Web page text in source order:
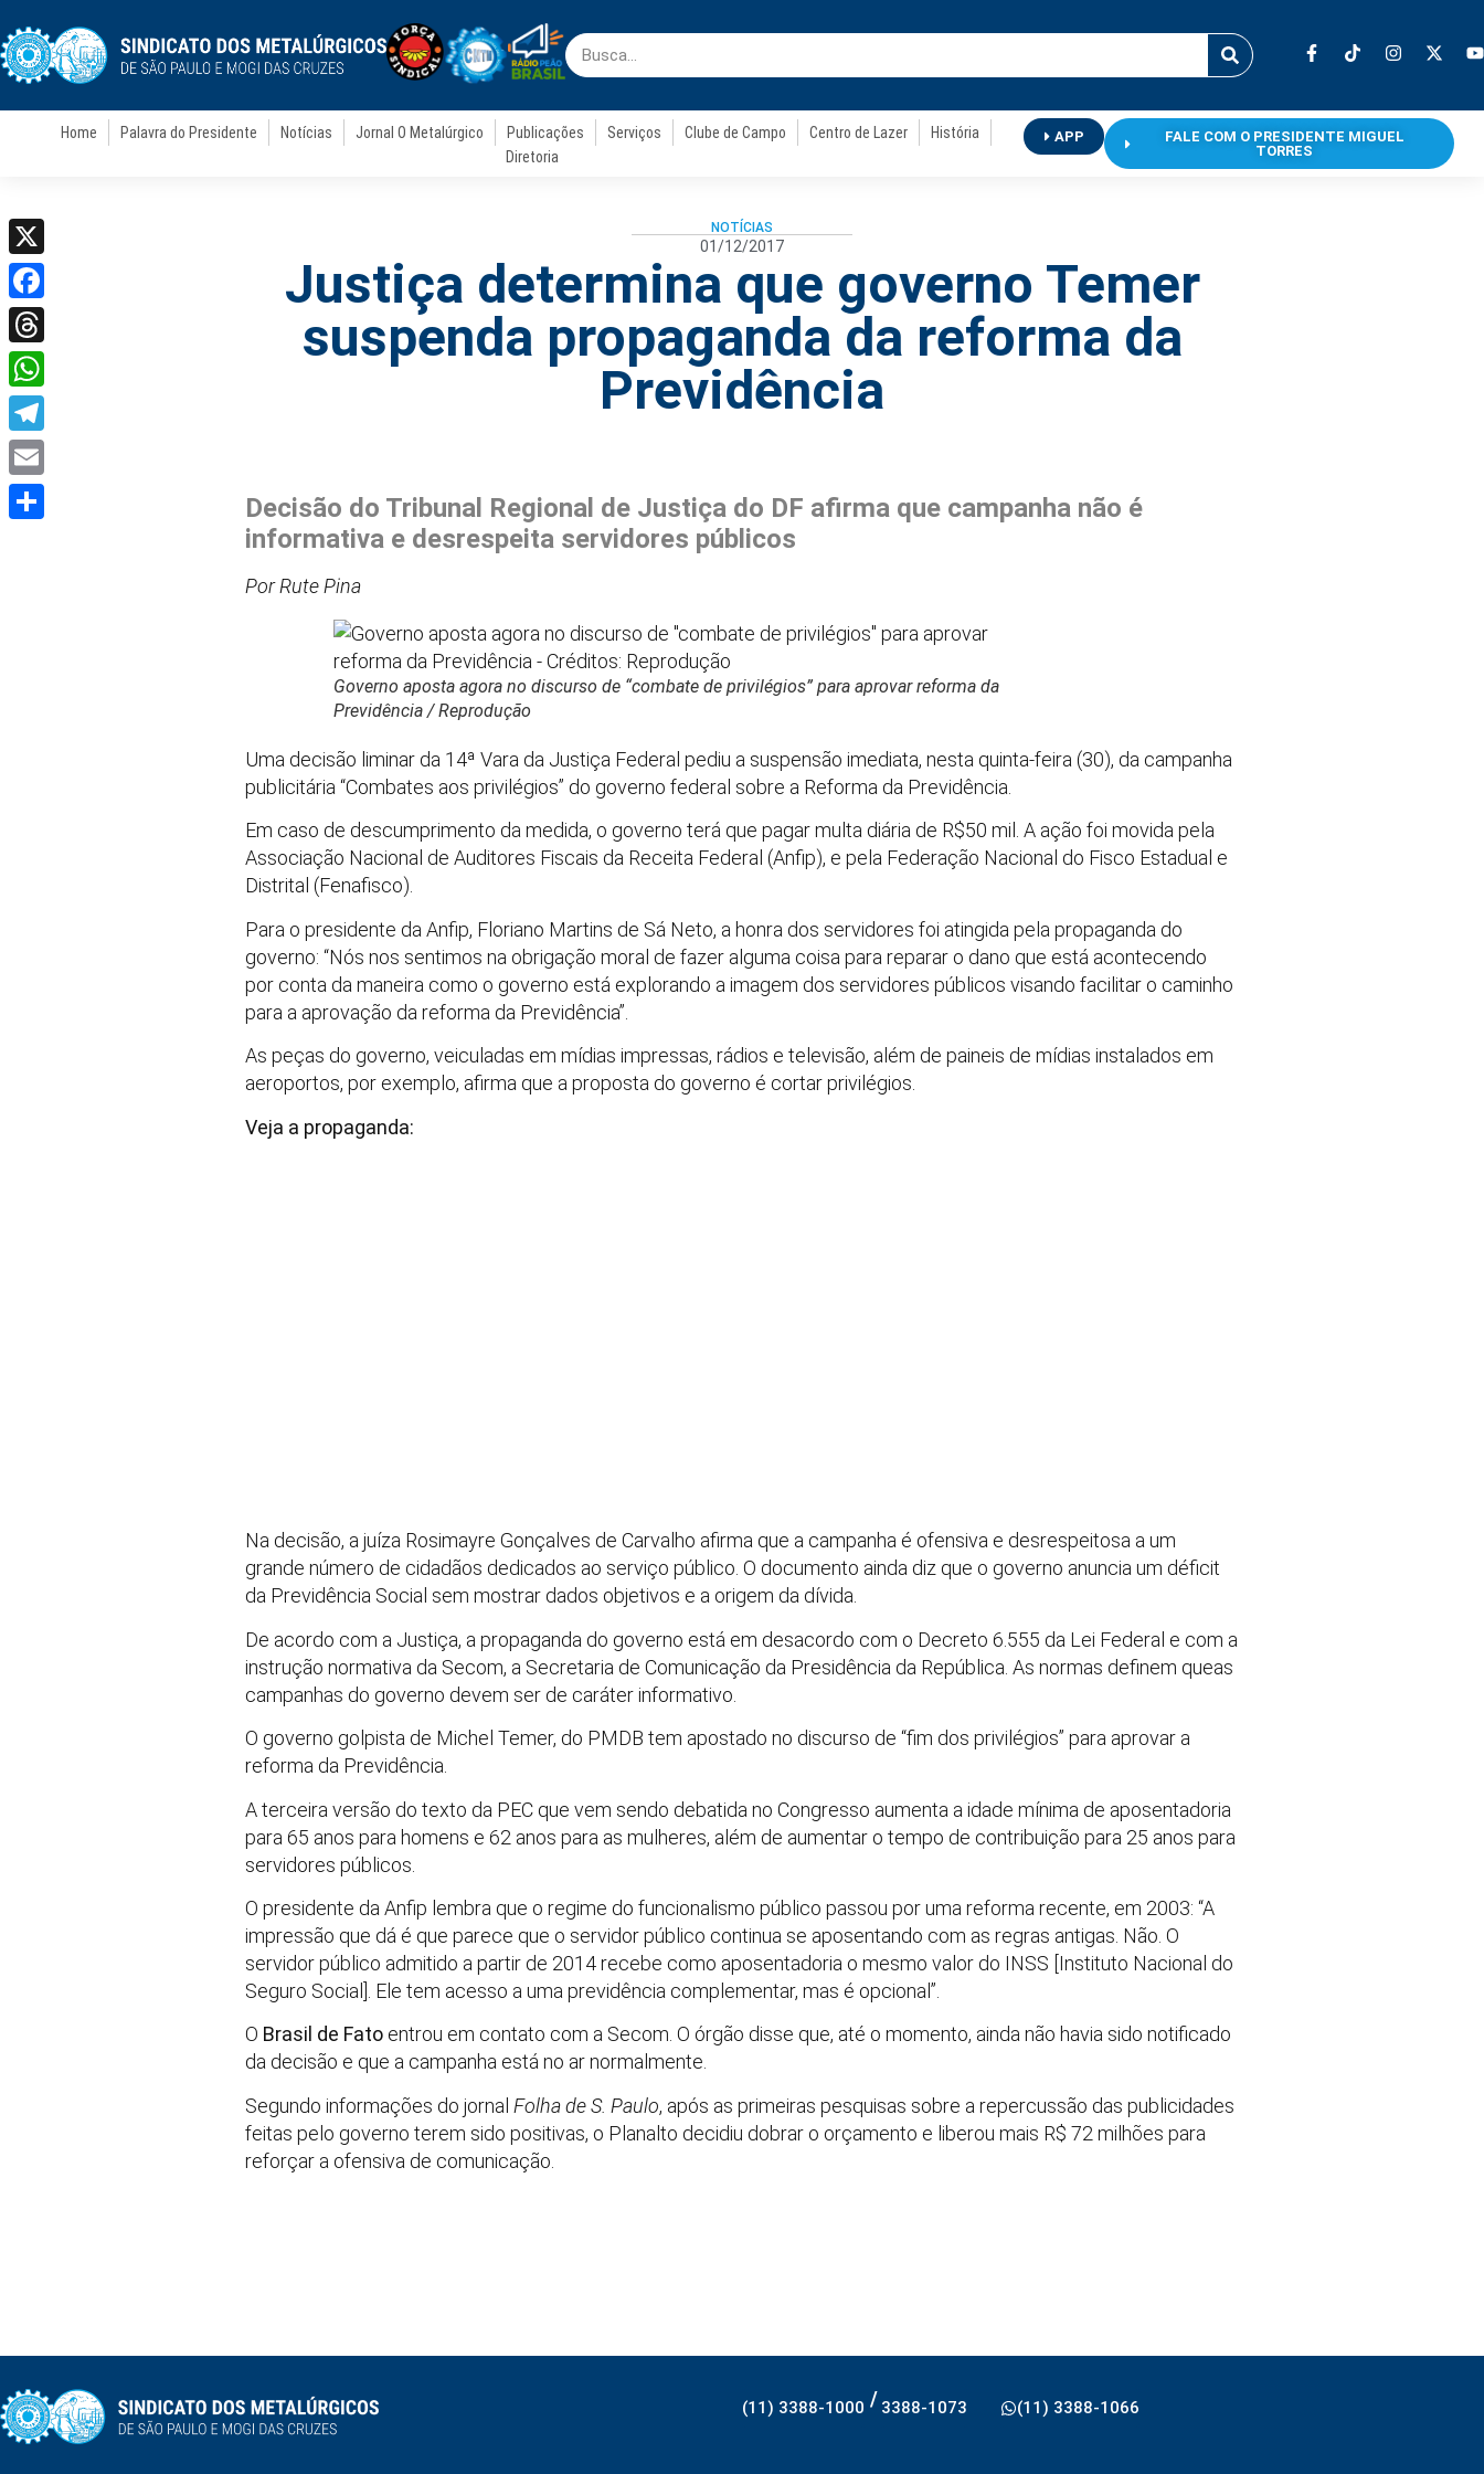
Home Palavra do Presidente Notícias Jornal O Metalúrgico Publicações Serviços Clube de Campo Centro de Lazer
História
Diretoria
APP
FALE COM O PRESIDENTE MIGUEL
TORRES
NOTÍCIAS
01/12/2017
Justiça determina que governo Temer
suspenda propaganda da reforma da
Previdência
Decisão do Tribunal Regional de Justiça do DF afirma que campanha não é
informativa e desrespeita servidores públicos
Por Rute Pina
Governo aposta agora no discurso de “combate de privilégios” para aprovar reforma da
Previdência / Reprodução
Uma decisão liminar da 14ª Vara da Justiça Federal pediu a suspensão imediata, nesta quinta-feira (30), da campanha
publicitária “Combates aos privilégios” do governo federal sobre a Reforma da Previdência.
Em caso de descumprimento da medida, o governo terá que pagar multa diária de R$50 mil. A ação foi movida pela
Associação Nacional de Auditores Fiscais da Receita Federal (Anfip), e pela Federação Nacional do Fisco Estadual e
Distrital (Fenafisco).
Para o presidente da Anfip, Floriano Martins de Sá Neto, a honra dos servidores foi atingida pela propaganda do
governo: “Nós nos sentimos na obrigação moral de fazer alguma coisa para reparar o dano que está acontecendo
por conta da maneira como o governo está explorando a imagem dos servidores públicos visando facilitar o caminho
para a aprovação da reforma da Previdência”.
As peças do governo, veiculadas em mídias impressas, rádios e televisão, além de paineis de mídias instalados em
aeroportos, por exemplo, afirma que a proposta do governo é cortar privilégios.
Veja a propaganda:
Na decisão, a juíza Rosimayre Gonçalves de Carvalho afirma que a campanha é ofensiva e desrespeitosa a um
grande número de cidadãos dedicados ao serviço público. O documento ainda diz que o governo anuncia um déficit
da Previdência Social sem mostrar dados objetivos e a origem da dívida.
De acordo com a Justiça, a propaganda do governo está em desacordo com o Decreto 6.555 da Lei Federal e com a
instrução normativa da Secom, a Secretaria de Comunicação da Presidência da República. As normas definem queas
campanhas do governo devem ser de caráter informativo.
O governo golpista de Michel Temer, do PMDB tem apostado no discurso de “fim dos privilégios” para aprovar a
reforma da Previdência.
A terceira versão do texto da PEC que vem sendo debatida no Congresso aumenta a idade mínima de aposentadoria
para 65 anos para homens e 62 anos para as mulheres, além de aumentar o tempo de contribuição para 25 anos para
servidores públicos.
O presidente da Anfip lembra que o regime do funcionalismo público passou por uma reforma recente, em 2003: “A
impressão que dá é que parece que o servidor público continua se aposentando com as regras antigas. Não. O
servidor público admitido a partir de 2014 recebe como aposentadoria o mesmo valor do INSS [Instituto Nacional do
Seguro Social]. Ele tem acesso a uma previdência complementar, mas é opcional”.
O Brasil de Fato entrou em contato com a Secom. O órgão disse que, até o momento, ainda não havia sido notificado
da decisão e que a campanha está no ar normalmente.
Segundo informações do jornal Folha de S. Paulo, após as primeiras pesquisas sobre a repercussão das publicidades
feitas pelo governo terem sido positivas, o Planalto decidiu dobrar o orçamento e liberou mais R$ 72 milhões para
reforçar a ofensiva de comunicação.
(11) 3388-1000 / 3388-1073 (11) 3388-1066
X
Facebook
Threads
WhatsApp
Telegram
Email